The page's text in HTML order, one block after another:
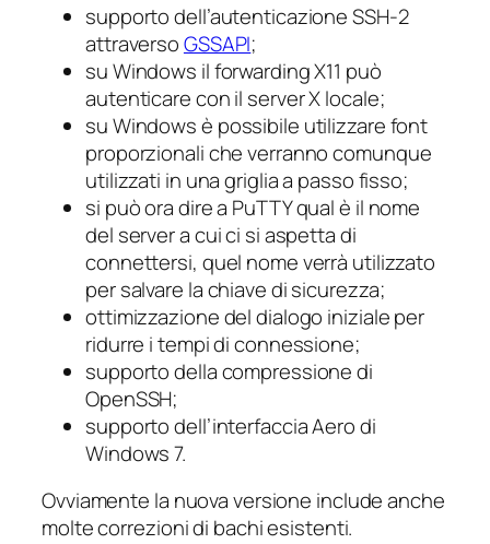
supporto dell’autenticazione SSH-2
attraversoGSSAPI;
su Windows il forwarding X11 può
autenticare con il server X locale;
su Windows è possibile utilizzare font
proporzionali che verranno comunque
utilizzati in una griglia a passo fisso;
si può ora dire a PuTTY qual è il nome
del server a cui ci si aspetta di
connettersi, quel nome verrà utilizzato
per salvare la chiave di sicurezza;
ottimizzazione del dialogo iniziale per
ridurre i tempi di connessione;
supporto della compressione di
OpenSSH;
supporto dell’interfaccia Aero di
Windows 7.
Ovviamente la nuova versione include anche
molte correzioni di bachi esistenti.